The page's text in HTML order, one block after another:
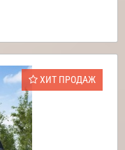
ХИТ ПРОДАЖ